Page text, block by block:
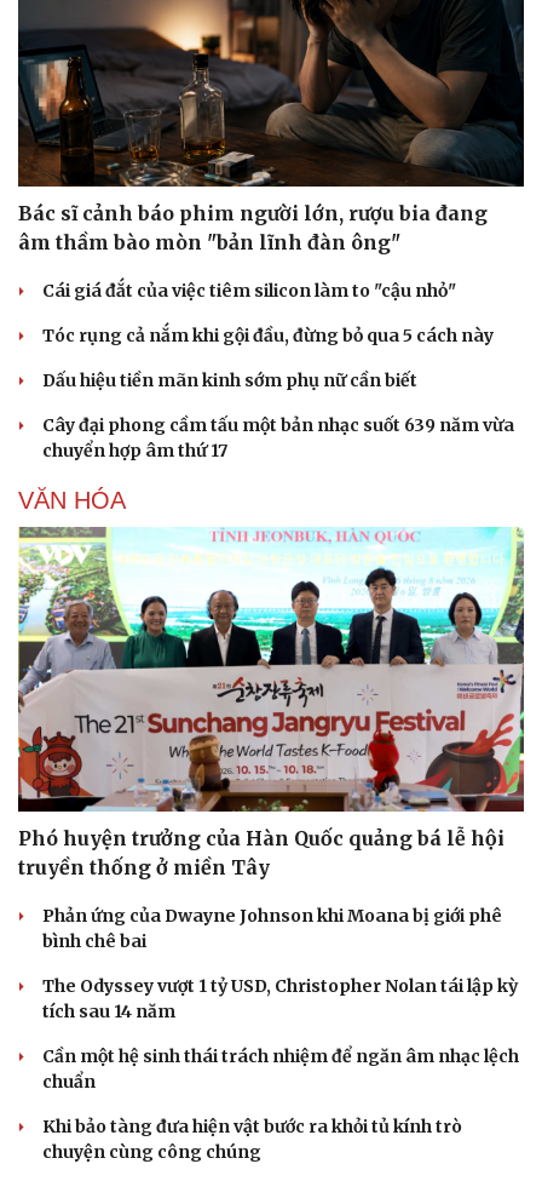
Dinh dưỡng - món ngon
Cây thuốc
Sản phụ khoa
Nhi khoa
Nam khoa
Làm đẹp - giảm cân
Phòng mạch online
Nhà đẹp
Blog
Tình yêu - Gia đình
Bác sĩ cảnh báo phim người lớn, rượu bia đang
âm thầm bào mòn "bản lĩnh đàn ông"
Cái giá đắt của việc tiêm silicon làm to "cậu nhỏ"
Tóc rụng cả nắm khi gội đầu, đừng bỏ qua 5 cách này
Dấu hiệu tiền mãn kinh sớm phụ nữ cần biết
Cây đại phong cầm tấu một bản nhạc suốt 639 năm vừa
chuyển hợp âm thứ 17
VĂN HÓA
Phó huyện trưởng của Hàn Quốc quảng bá lễ hội
truyền thống ở miền Tây
Phản ứng của Dwayne Johnson khi Moana bị giới phê
bình chê bai
The Odyssey vượt 1 tỷ USD, Christopher Nolan tái lập kỳ
tích sau 14 năm
Cần một hệ sinh thái trách nhiệm để ngăn âm nhạc lệch
chuẩn
Khi bảo tàng đưa hiện vật bước ra khỏi tủ kính trò
chuyện cùng công chúng